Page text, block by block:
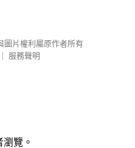
圖片權利屬原作者所有
服務聲明
覽。